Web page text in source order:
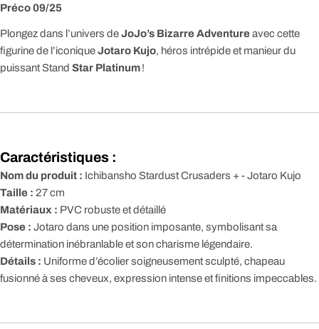
vente
Préco 09/25
Plongez dans l’univers deJoJo’s Bizarre Adventureavec cette
figurine de l’iconiqueJotaro Kujo, héros intrépide et manieur du
puissant Stand Star Platinum!
Caractéristiques :
Nom du produit : Ichibansho Stardust Crusaders + - Jotaro Kujo
Taille : 27 cm
Matériaux : PVC robuste et détaillé
Pose : Jotaro dans une position imposante, symbolisant sa
détermination inébranlable et son charisme légendaire.
Détails : Uniforme d’écolier soigneusement sculpté, chapeau
fusionné à ses cheveux, expression intense et finitions impeccables.